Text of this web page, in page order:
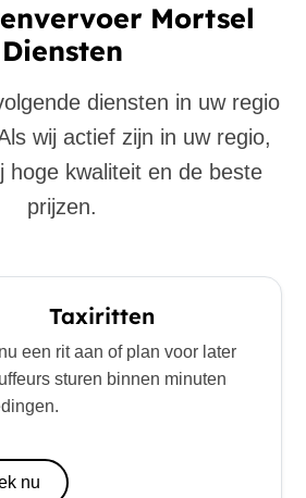
Mortsel
Diensten
diensten in uw regio
wij actief zijn in uw regio,
hoge kwaliteit en de beste
prijzen.
Taxiritten
een rit aan of plan voor later
sturen binnen minuten
nu